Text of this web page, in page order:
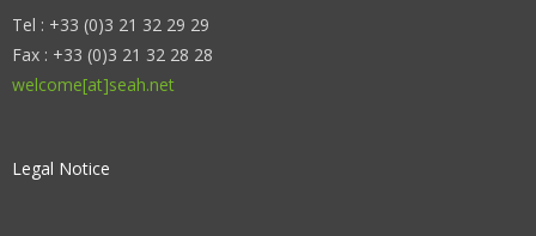
Tel : +33 (0)3 21 32 29 29
Fax : +33 (0)3 21 32 28 28
welcome[at]seah.net
Legal Notice